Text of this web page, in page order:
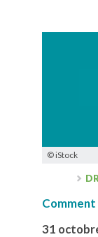
© iStock
31